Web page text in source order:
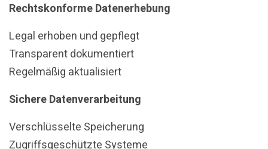
Rechtskonforme Datenerhebung
Legal erhoben und gepflegt
Transparent dokumentiert
Regelmäßig aktualisiert
Sichere Datenverarbeitung
Verschlüsselte Speicherung
Zugriffsgeschützte Systeme